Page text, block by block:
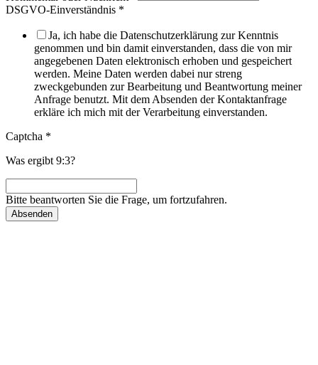
DSGVO-Einverständnis *
Ja, ich habe die Datenschutzerklärung zur Kenntnis
genommen und bin damit einverstanden, dass die von mir
angegebenen Daten elektronisch erhoben und gespeichert
werden. Meine Daten werden dabei nur streng
zweckgebunden zur Bearbeitung und Beantwortung meiner
Anfrage benutzt. Mit dem Absenden der Kontaktanfrage
erkläre ich mich mit der Verarbeitung einverstanden.
Captcha *
Was ergibt 9:3?
Bitte beantworten Sie die Frage, um fortzufahren.
Absenden